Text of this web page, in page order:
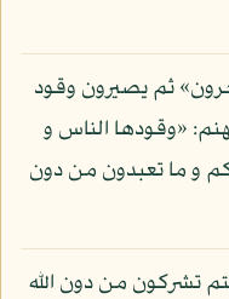
ثم يصيرون وقود
«وقودها الناس و
و قوله: «إنكم و ما تعبدون من دون
تشركون من دون الله